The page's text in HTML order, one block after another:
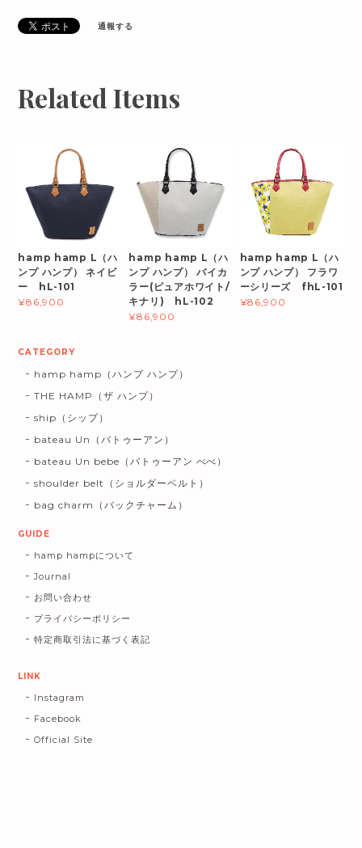
通報する
Related Items
hamp hamp L（ハ
ンプ ハンプ） ネイビ
ー hL-101
¥86,900
hamp hamp L（ハ
ンプ ハンプ） バイカ
ラー(ピュアホワイト/
キナリ) hL-102
¥86,900
hamp hamp L（ハ
ンプ ハンプ） フラワ
ーシリーズ fhL-101
¥86,900
CATEGORY
hamp hamp（ハンプ ハンプ）
THE HAMP（ザ ハンプ）
ship（シップ）
bateau Un（バトゥーアン）
bateau Un bebe（バトゥーアン べべ）
shoulder belt（ショルダーベルト）
bag charm（バックチャーム）
GUIDE
hamp hampについて
Journal
お問い合わせ
プライバシーポリシー
特定商取引法に基づく表記
LINK
Instagram
Facebook
Official Site